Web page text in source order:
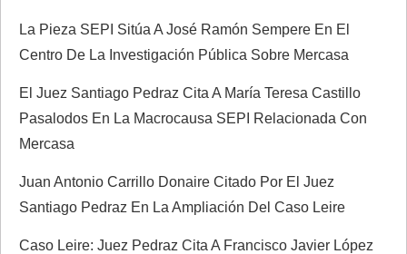
La Pieza SEPI Sitúa A José Ramón Sempere En El
Centro De La Investigación Pública Sobre Mercasa
El Juez Santiago Pedraz Cita A María Teresa Castillo
Pasalodos En La Macrocausa SEPI Relacionada Con
Mercasa
Juan Antonio Carrillo Donaire Citado Por El Juez
Santiago Pedraz En La Ampliación Del Caso Leire
Caso Leire: Juez Pedraz Cita A Francisco Javier López